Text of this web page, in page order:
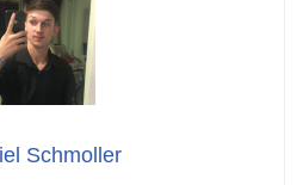
Schmoller